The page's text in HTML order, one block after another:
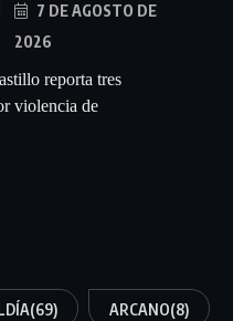
7 DE AGOSTO DE
2026
reporta tres
violencia de
(69) ARCANO(8)